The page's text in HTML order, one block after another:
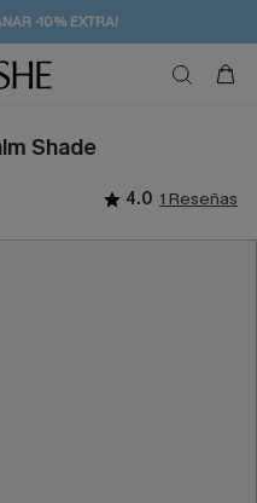
-10% EXTRA!
DE 49 € >>
Shade
4.0 1 Reseñas